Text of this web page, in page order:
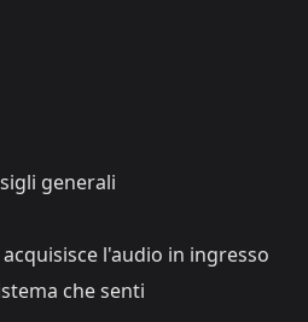
generali
l'audio in ingresso
che senti